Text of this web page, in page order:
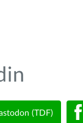
(TDF)